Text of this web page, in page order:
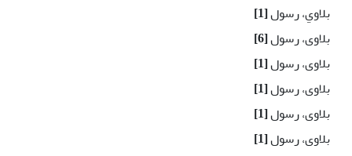
بلاوي، رسول[1]
بلاوی، رسول[6]
بلاوی، رسول[1]
بلاوی، رسول[1]
بلاوی، رسول[1]
بلاوی، رسول[1]